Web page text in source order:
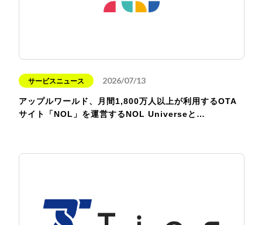
サービスニュース 2026/07/13
アップルワールド、月間1,800万人以上が利用するOTA
サイト「NOL」を運営するNOL Universeと…